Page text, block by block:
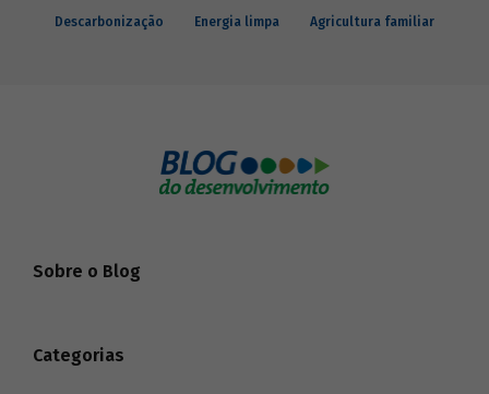
Descarbonização Energia limpa Agricultura familiar
Sobre o Blog
Categorias